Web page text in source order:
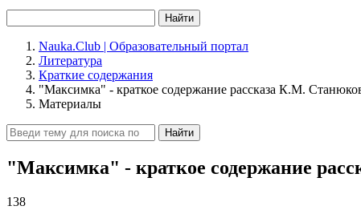
Найти
Nauka.Club | Образовательный портал
Литература
Краткие содержания
"Максимка" - краткое содержание рассказа К.М.
Материалы
Найти
"Максимка" - краткое содержание
138